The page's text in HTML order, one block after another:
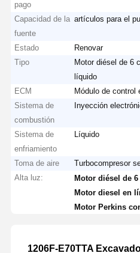
pago
Capacidad de la
fuente
artículos para el
Estado
Renovar
Tipo
Motor diésel de 6
líquido
ECM
Módulo de control
Sistema de
combustión
Inyección
Sistema de
enfriamiento
Líquido
Toma de aire
Turbocompresor
Alta luz:
Motor diésel de
Motor diesel en
Motor Perkins
1206F-E70TTA